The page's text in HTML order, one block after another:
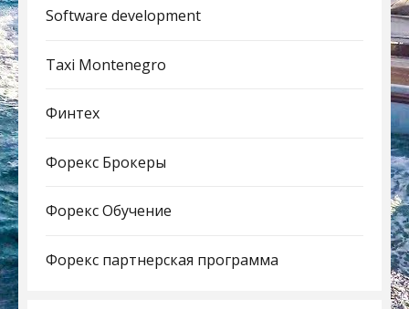
Software development
Taxi Montenegro
Финтех
Форекс Брокеры
Форекс Обучение
Форекс партнерская программа